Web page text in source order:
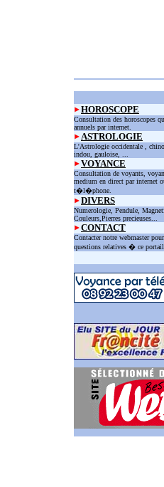
HOROSCOPE
Consultation des horoscopes
annuels par internet.
ASTROLOGIE
L'Astrologie occidentale ,
indou, gauloise, ...
VOYANCE
Consultation de voyants,
medium en direct par internet
t�l�phone.
DIVERS
Numerologie, Pendule,
Couleurs,Pierres precieuses...
CONTACT
Contacter notre webmaster
questions relatives � ce portail.